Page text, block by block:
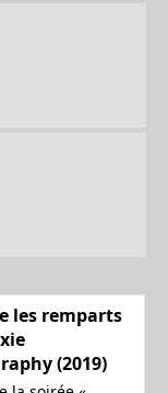
les remparts
(2019)